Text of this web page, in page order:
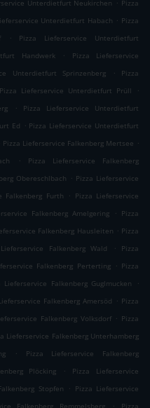
Unterdietfurt Neukirchen
Pizza
Unterdietfurt Habach . Pizza
.
Pizza Lieferservice Unterdietfurt
Handwerk .
Pizza Lieferservice
Unterdietfurt Sprinzenberg .
Pizza
Pizza Lieferservice Unterdietfurt Prüll
.
.
Pizza Lieferservice Unterdietfurt
Ed . Pizza Lieferservice Unterdietfurt
Pizza Lieferservice Falkenberg Mertsee .
.
Pizza Lieferservice Falkenberg
Obereschlbach . Pizza Lieferservice
Falkenberg Furth . Pizza Lieferservice
Falkenberg Amelgering . Pizza
Falkenberg Hausleiten . Pizza
Falkenberg Wald .
Pizza
Falkenberg Perterting . Pizza
Lieferservice Falkenberg Guglmucken
.
Falkenberg Amersöd . Pizza
Falkenberg Volksdorf . Pizza
Lieferservice Falkenberg Unterhamberg
.
Pizza Lieferservice Falkenberg
Plöcking .
Pizza Lieferservice
Stopfen . Pizza Lieferservice
.